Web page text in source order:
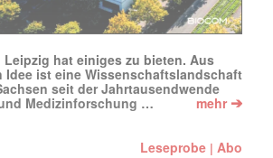
Leipzig hat einiges zu bieten. Aus
ist eine Wissenschaftslandschaft
seit der Jahrtausendwende
Medizinforschung …
mehr ➔
Leseprobe |Abo